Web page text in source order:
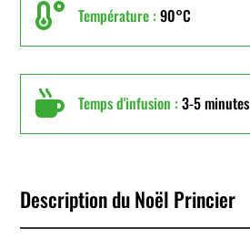
 Température : 90°C
 Temps d'infusion : 3-5 minutes
Description du Noël Princier